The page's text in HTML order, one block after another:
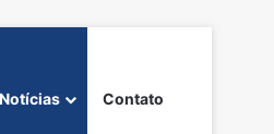
Notícias Contato